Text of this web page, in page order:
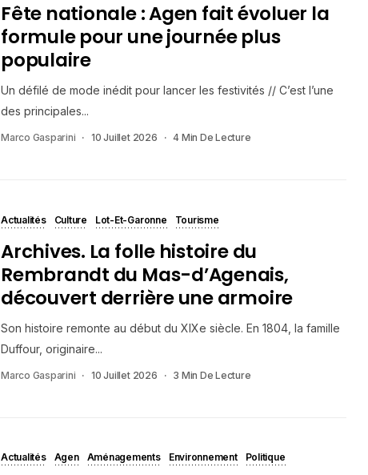
Fête nationale : Agen fait évoluer la
formule pour une journée plus
populaire
Un défilé de mode inédit pour lancer les festivités // C’est l’une
des principales...
Marco Gasparini 10 Juillet 2026 4 Min De Lecture
Actualités Culture Lot-Et-Garonne Tourisme
Archives. La folle histoire du
Rembrandt du Mas-d’Agenais,
découvert derrière une armoire
Son histoire remonte au début du XIXe siècle. En 1804, la famille
Duffour, originaire...
Marco Gasparini 10 Juillet 2026 3 Min De Lecture
Actualités Agen Aménagements Environnement Politique